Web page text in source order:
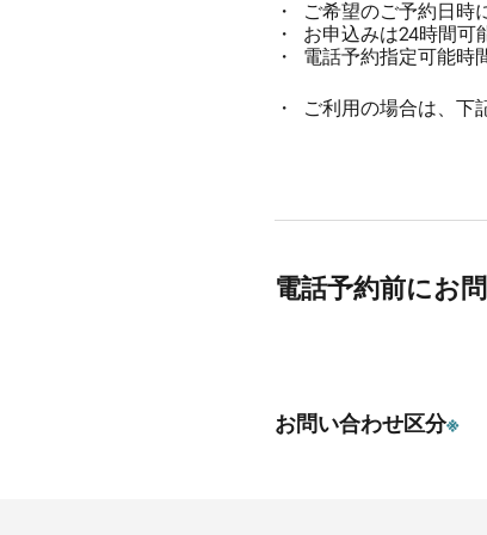
ご希望のご予約日時
お申込みは24時間可
電話予約指定可能
ご利用の場合は、下
電話予約前にお
お問い合わせ区分※